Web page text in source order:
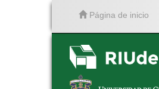
Página de inicio